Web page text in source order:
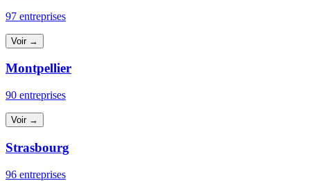
97 entreprises
Voir →
Montpellier
90 entreprises
Voir →
Strasbourg
96 entreprises